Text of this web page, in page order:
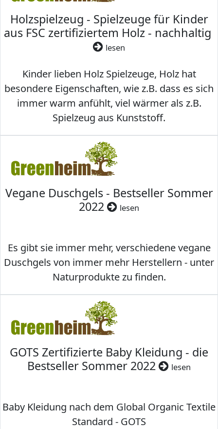
Holzspielzeug - Spielzeuge für Kinder
aus FSC zertifiziertem Holz - nachhaltig
lesen
Kinder lieben Holz Spielzeuge, Holz hat
besondere Eigenschaften, wie z.B. dass es sich
immer warm anfühlt, viel wärmer als z.B.
Spielzeug aus Kunststoff.
Vegane Duschgels - Bestseller Sommer
2022
lesen
Es gibt sie immer mehr, verschiedene vegane
Duschgels von immer mehr Herstellern - unter
Naturprodukte zu finden.
GOTS Zertifizierte Baby Kleidung - die
Bestseller Sommer 2022
lesen
Baby Kleidung nach dem Global Organic Textile
Standard - GOTS